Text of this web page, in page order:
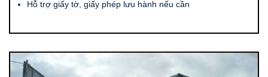
Hỗ trợ giấy tờ, giấy phép lưu hành nếu cần